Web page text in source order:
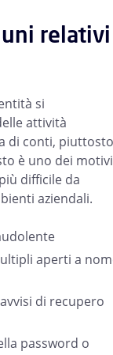
relativi
si
attività
di conti, piuttosto
è uno dei motivi
difficile da
aziendali.
aperti a
di recupero
password o